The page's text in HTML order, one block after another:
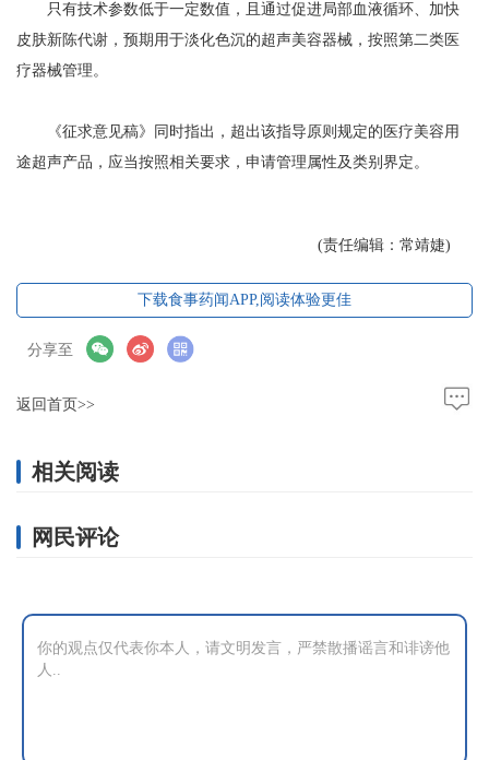
只有技术参数低于一定数值，且通过促进局部血液循环、加快
皮肤新陈代谢，预期用于淡化色沉的超声美容器械，按照第二类医
疗器械管理。
《征求意见稿》同时指出，超出该指导原则规定的医疗美容用
途超声产品，应当按照相关要求，申请管理属性及类别界定。
(责任编辑：常靖婕)
下载食事药闻APP,阅读体验更佳
分享至
返回首页>>
相关阅读
网民评论